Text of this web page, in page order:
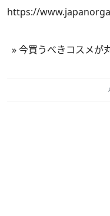
https://
»今買うべきコスメが